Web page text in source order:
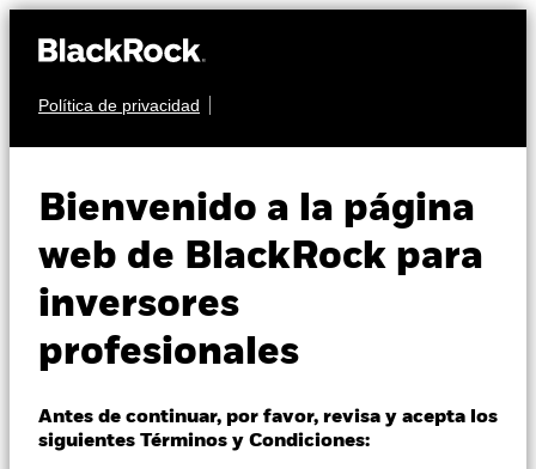
Política de privacidad
Bienvenido a la página
web de BlackRock para
inversores
profesionales
Antes de continuar, por favor, revisa y acepta los
siguientes Términos y Condiciones:
Perspectivas
Visión de mercado
Educación
Profesionales
3SUS
Swap UCITS ETF
Valor liquidativo a 07 ago 2026
EUR 6,59